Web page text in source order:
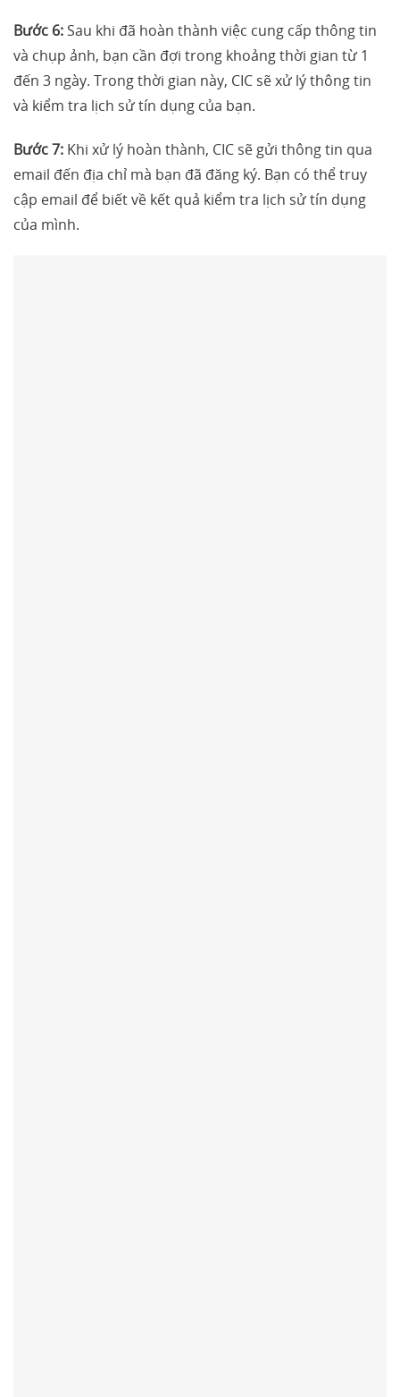
Bước 6: Sau khi đã hoàn thành việc cung cấp thông tin
và chụp ảnh, bạn cần đợi trong khoảng thời gian từ 1
đến 3 ngày. Trong thời gian này, CIC sẽ xử lý thông tin
và kiểm tra lịch sử tín dụng của bạn.
Bước 7: Khi xử lý hoàn thành, CIC sẽ gửi thông tin qua
email đến địa chỉ mà bạn đã đăng ký. Bạn có thể truy
cập email để biết về kết quả kiểm tra lịch sử tín dụng
của mình.